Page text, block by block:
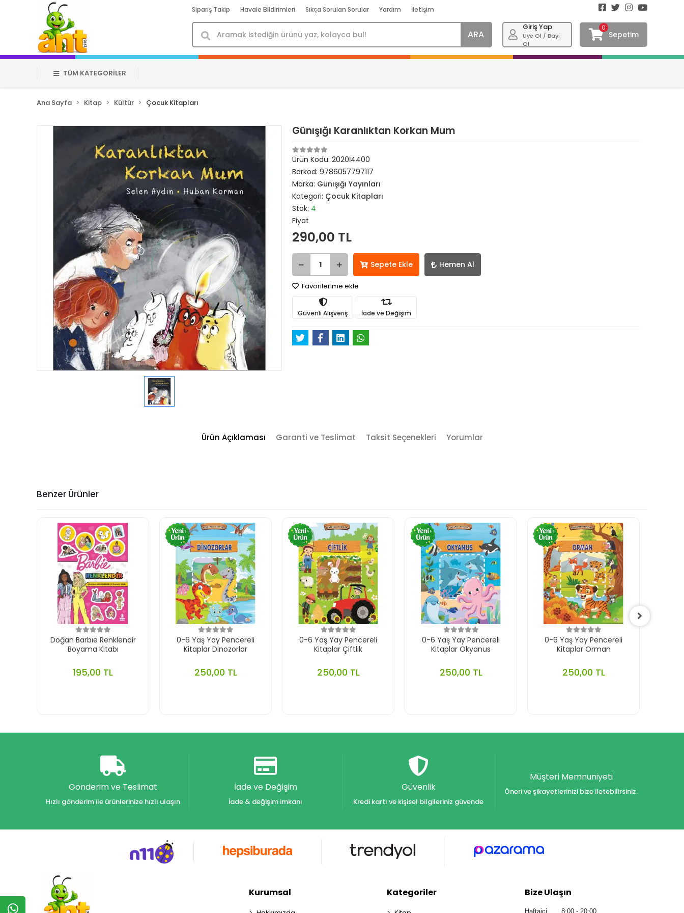
Sipariş Takip Havale Bildirimleri Sıkça Sorulan Sorular Yardım İletişim
ARA
Giriş Yap
Üye Ol / Bayi
Ol
0
Sepetim
TÜM KATEGORİLER
Ana Sayfa Kitap Kültür Çocuk Kitapları
Günışığı Karanlıktan Korkan Mum
Ürün Kodu:2020İ4400
Barkod:9786057797117
Marka: Günışığı Yayınları
Kategori: Çocuk Kitapları
Stok: 4
Fiyat
290,00 TL
Sepete Ekle Hemen Al
Favorilerime ekle
Güvenli Alışveriş İade ve Değişim
Ürün Açıklaması Garanti ve Teslimat Taksit Seçenekleri Yorumlar
Benzer Ürünler
Doğan Barbıe Renklendir
Boyama Kitabı
195,00 TL
0-6 Yaş Yay Pencereli
Kitaplar Dinozorlar
250,00 TL
0-6 Yaş Yay Pencereli
Kitaplar Çiftlik
250,00 TL
0-6 Yaş Yay Pencereli
Kitaplar Okyanus
250,00 TL
0-6 Yaş Yay Pencereli
Kitaplar Orman
250,00 TL
Gönderim ve Teslimat
Hızlı gönderim ile ürünlerinize hızlı ulaşın
İade ve Değişim
İade & değişim imkanı
Güvenlik
Kredi kartı ve kişisel bilgileriniz güvende
Müşteri Memnuniyeti
Öneri ve şikayetlerinizi bize iletebilirsiniz.
Kurumsal Kategoriler Bize Ulaşın
Haftaiçi 8:00 - 20:00